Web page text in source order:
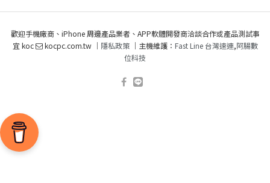
歡迎手機廠商、iPhone 周邊產品業者、APP軟體開發商洽談合作或產品測試事
宜 koc
kocpc.com.tw ｜ 隱私政策｜主機維護： Fast Line 台灣速連,阿腸數
位科技